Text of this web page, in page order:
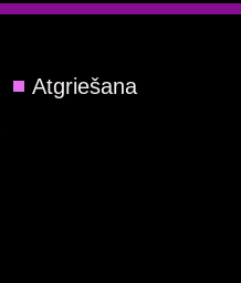
Atgriešana